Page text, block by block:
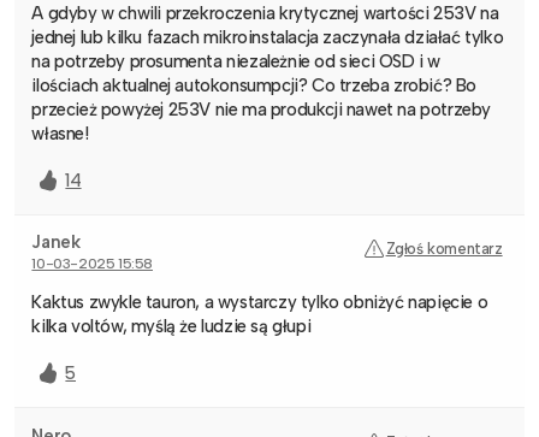
A gdyby w chwili przekroczenia krytycznej wartości 253V na
jednej lub kilku fazach mikroinstalacja zaczynała działać tylko
na potrzeby prosumenta niezależnie od sieci OSD i w
ilościach aktualnej autokonsumpcji? Co trzeba zrobić? Bo
przecież powyżej 253V nie ma produkcji nawet na potrzeby
własne!
14
Janek
10-03-2025 15:58
Zgłoś komentarz
Kaktus zwykle tauron, a wystarczy tylko obniżyć napięcie o
kilka voltów, myślą że ludzie są głupi
5